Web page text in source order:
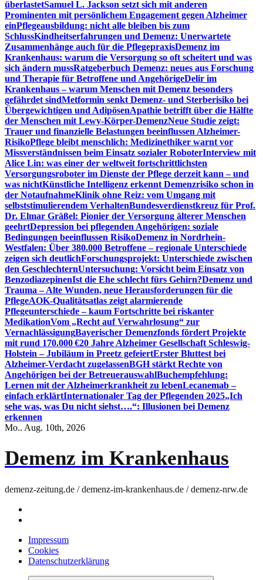
überlastetSamuel L. Jackson setzt sich mit anderen
Prominenten mit persönlichem Engagement gegen Alzheimer
einPflegeausbildung: nicht alle bleiben bis zum
SchlussKindheitserfahrungen und Demenz: Unerwartete
Zusammenhänge auch für die PflegepraxisDemenz im
Krankenhaus: warum die Versorgung so oft scheitert und was
sich ändern mussRatgeberbuch Demenz: neues aus Forschung
und Therapie für Betroffene und AngehörigeDelir im
Krankenhaus – warum Menschen mit Demenz besonders
gefährdet sindMetformin senkt Demenz- und Sterberisiko bei
Übergewichtigen und AdipösenApathie betrifft über die Hälfte
der Menschen mit Lewy-Körper-DemenzNeue Studie zeigt:
Trauer und finanzielle Belastungen beeinflussen Alzheimer-
RisikoPflege bleibt menschlich: Medizinethiker warnt vor
Missverständnissen beim Einsatz sozialer RoboterInterview mit
Alice Lin: was einer der weltweit fortschrittlichsten
Versorgungsroboter im Dienste der Pflege derzeit kann – und
was nichtKünstliche Intelligenz erkennt Demenzrisiko schon in
der NotaufnahmeKlinik ohne Reiz: vom Umgang mit
selbststimulierendem VerhaltenBundesverdienstkreuz für Prof.
Dr. Elmar Gräßel: Pionier der Versorgung älterer Menschen
geehrtDepression bei pflegenden Angehörigen: soziale
Bedingungen beeinflussen RisikoDemenz in Nordrhein-
Westfalen: Über 380.000 Betroffene – regionale Unterschiede
zeigen sich deutlichForschungsprojekt: Unterschiede zwischen
den GeschlechternUntersuchung: Vorsicht beim Einsatz von
BenzodiazepinenIst die Ehe schlecht fürs Gehirn?Demenz und
Trauma – Alte Wunden, neue Herausforderungen für die
PflegeAOK-Qualitätsatlas zeigt alarmierende
Pflegeunterschiede – kaum Fortschritte bei riskanter
MedikationVom „Recht auf Verwahrlosung“ zur
VernachlässigungBayerischer Demenzfonds fördert Projekte
mit rund 170.000 €20 Jahre Alzheimer Gesellschaft Schleswig-
Holstein – Jubiläum in Preetz gefeiertErster Bluttest bei
Alzheimer-Verdacht zugelassenBGH stärkt Rechte von
Angehörigen bei der BetreuerauswahlBuchempfehlung:
Lernen mit der Alzheimerkrankheit zu lebenLecanemab –
einfach erklärtInternationaler Tag der Pflegenden 2025„Ich
sehe was, was Du nicht siehst….“: Illusionen bei Demenz
erkennen
Mo.. Aug. 10th, 2026
Demenz im Krankenhaus
demenz-zeitung.de / demenz-im-krankenhaus.de / demenz-nrw.de
Impressum
Cookies
Datenschutzerklärung